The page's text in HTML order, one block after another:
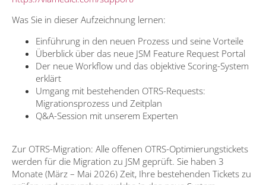
Was Sie in dieser Aufzeichnung lernen:
Einführung in den neuen Prozess und seine Vorteile
Überblick über das neue JSM Feature Request Portal
Der neue Workflow und das objektive Scoring-System
erklärt
Umgang mit bestehenden OTRS-Requests:
Migrationsprozess und Zeitplan
Q&A-Session mit unserem Experten
Zur OTRS-Migration: Alle offenen OTRS-Optimierungstickets
werden für die Migration zu JSM geprüft. Sie haben 3
Monate (März – Mai 2026) Zeit, Ihre bestehenden Tickets zu